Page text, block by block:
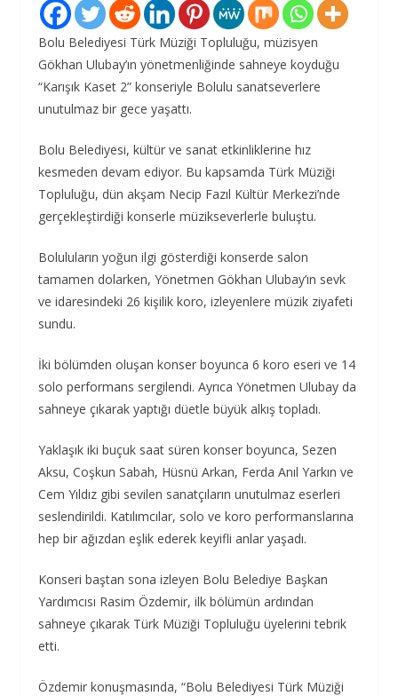
Bolu Belediyesi Türk Müziği Topluluğu, müzisyen
Gökhan Ulubay’ın yönetmenliğinde sahneye koyduğu
“Karışık Kaset 2” konseriyle Bolulu sanatseverlere
unutulmaz bir gece yaşattı.
Bolu Belediyesi, kültür ve sanat etkinliklerine hız
kesmeden devam ediyor. Bu kapsamda Türk Müziği
Topluluğu, dün akşam Necip Fazıl Kültür Merkezi’nde
gerçekleştirdiği konserle müzikseverlerle buluştu.
Boluluların yoğun ilgi gösterdiği konserde salon
tamamen dolarken, Yönetmen Gökhan Ulubay’ın sevk
ve idaresindeki 26 kişilik koro, izleyenlere müzik ziyafeti
sundu.
İki bölümden oluşan konser boyunca 6 koro eseri ve 14
solo performans sergilendi. Ayrıca Yönetmen Ulubay da
sahneye çıkarak yaptığı düetle büyük alkış topladı.
Yaklaşık iki buçuk saat süren konser boyunca, Sezen
Aksu, Coşkun Sabah, Hüsnü Arkan, Ferda Anıl Yarkın ve
Cem Yıldız gibi sevilen sanatçıların unutulmaz eserleri
seslendirildi. Katılımcılar, solo ve koro performanslarına
hep bir ağızdan eşlik ederek keyifli anlar yaşadı.
Konseri baştan sona izleyen Bolu Belediye Başkan
Yardımcısı Rasim Özdemir, ilk bölümün ardından
sahneye çıkarak Türk Müziği Topluluğu üyelerini tebrik
etti.
Özdemir konuşmasında, “Bolu Belediyesi Türk Müziği